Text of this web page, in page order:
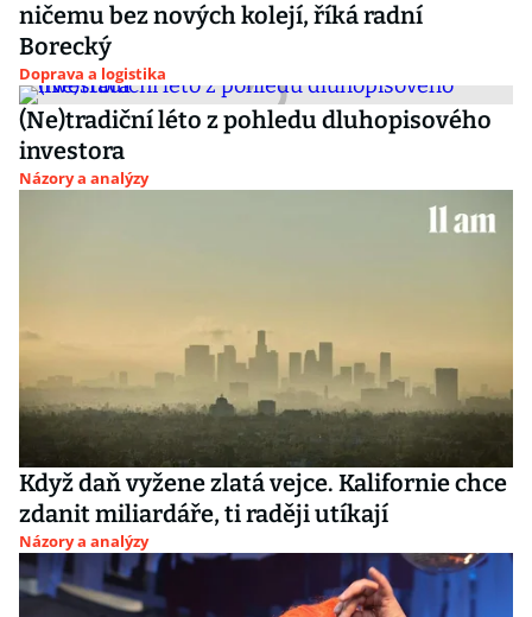
ničemu bez nových kolejí, říká radní
Borecký
Doprava a logistika
(Ne)tradiční léto z pohledu dluhopisového
investora
Názory a analýzy
Když daň vyžene zlatá vejce. Kalifornie chce
zdanit miliardáře, ti raději utíkají
Názory a analýzy